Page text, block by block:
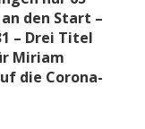
den Start –
– Drei Titel
Miriam
die Corona-